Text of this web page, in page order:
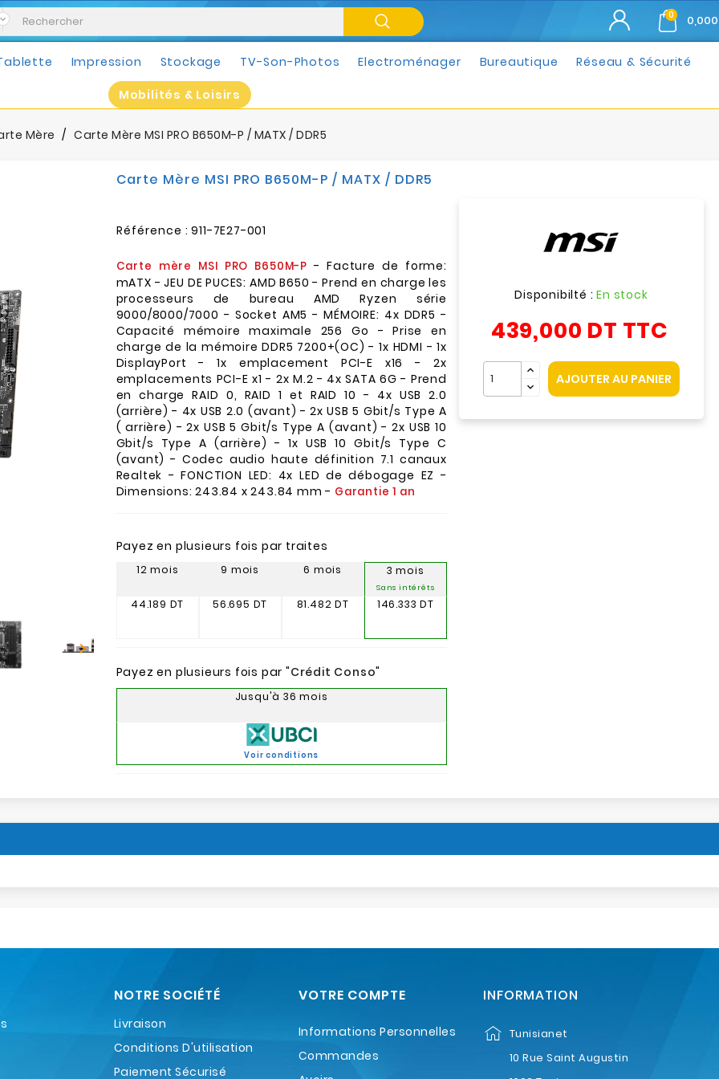
0
Impression Stockage TV-Son-Photos Electroménager Bureautique Réseau & Sécurité
Mobilités & Loisirs
Mère Carte Mère MSI PRO B650M-P / MATX / DDR5

Carte Mère MSI PRO B650M-P / MATX / DDR5
Référence : 911-7E27-001
Carte mère MSI PRO B650M-P - Facture de forme:
mATX - JEU DE PUCES: AMD B650 - Prend en charge les
processeurs de bureau AMD Ryzen série
9000/8000/7000 - Socket AM5 - MÉMOIRE: 4x DDR5 -
Capacité mémoire maximale 256 Go - Prise en
charge de la mémoire DDR5 7200+(OC) - 1x HDMI - 1x
DisplayPort - 1x emplacement PCI-E x16 - 2x
emplacements PCI-E x1 - 2x M.2 - 4x SATA 6G - Prend
en charge RAID 0, RAID 1 et RAID 10 - 4x USB 2.0
(arrière) - 4x USB 2.0 (avant) - 2x USB 5 Gbit/s Type A
( arrière) - 2x USB 5 Gbit/s Type A (avant) - 2x USB 10
Gbit/s Type A (arrière) - 1x USB 10 Gbit/s Type C
(avant) - Codec audio haute définition 7.1 canaux
Realtek - FONCTION LED: 4x LED de débogage EZ -
Dimensions: 243.84 x 243.84 mm - Garantie 1 an
Disponibilté :En stock
439,000 DT TTC
AJOUTER AU PANIER
Payez en plusieurs fois par traites
12 mois
44.189 DT
9 mois
56.695 DT
6 mois
81.482 DT
3 mois
Sans intérêts
146.333 DT
Payez en plusieurs fois par "Crédit Conso"
Jusqu'à 36 mois
Voir conditions
NOTRE SOCIÉTÉ
Livraison
Conditions D'utilisation
Paiement Sécurisé
VOTRE COMPTE
Informations Personnelles
Commandes
INFORMATION
Tunisianet
10 Rue Saint Augustin